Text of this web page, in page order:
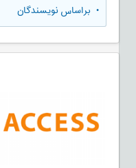
• براساس نویسندگان